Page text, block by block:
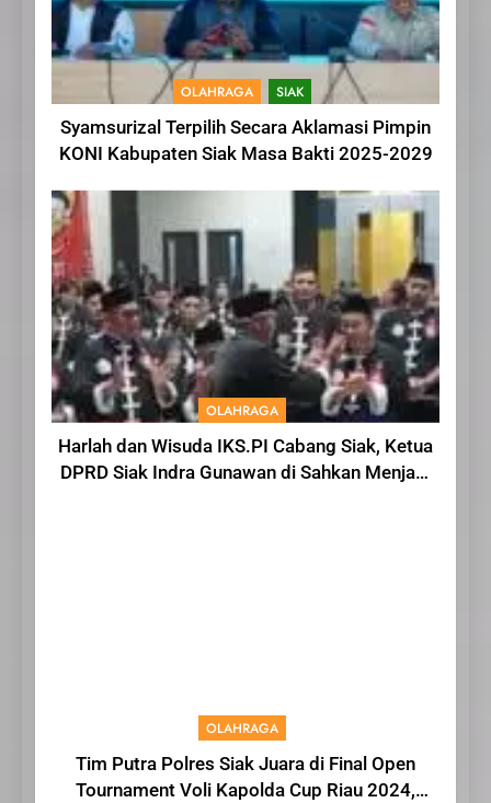
OLAHRAGA SIAK
Syamsurizal Terpilih Secara Aklamasi Pimpin
KONI Kabupaten Siak Masa Bakti 2025-2029
OLAHRAGA
Harlah dan Wisuda IKS.PI Cabang Siak, Ketua
DPRD Siak Indra Gunawan di Sahkan Menjadi
OLAHRAGA
Tim Putra Polres Siak Juara di Final Open
Tournament Voli Kapolda Cup Riau 2024,